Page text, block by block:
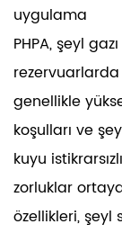
uygulama
PHPA, şeyl
rezervuarlarda
genellikle
koşulları ve
kuyu
zorluklar ortaya
özellikleri, şeyl